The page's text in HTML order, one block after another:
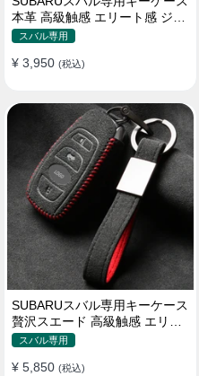
本革 高級触感 エリート感 ジャ
ストフィット キーカバー
スバル専用
¥ 3,950 (税込)
SUBARUスバル専用キーケース
贅沢スエード 高級触感 エリー
トデザイン キーホルダー キー
スバル専用
¥ 5,850 (税込)